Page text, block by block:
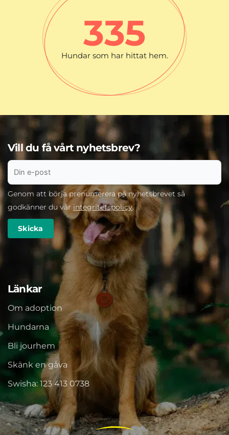
Hundar som har hittat hem.
335
Länkar
Om adoption
Hundarna
Bli jourhem
Skänk en gåva
Swisha: 123 413 0738
Vill du få vårt nyhetsbrev?
Genom att börja prenumerera på nyhetsbrevet så
godkänner du vår integritetspolicy.